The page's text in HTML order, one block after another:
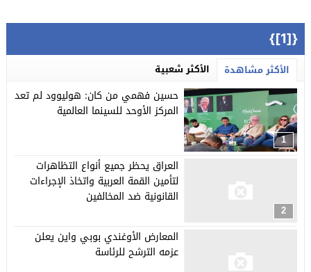
{[1]}
الأكثر مشاهدة الأكثر شعبية
1
حسين فهمي من كان: هوليوود لم تعد
المركز الأوحد للسينما العالمية
2
العراق يحظر جميع أنواع التظاهرات
لتأمين القمة العربية واتخاذ الإجراءات
القانونية ضد المخالفين
المعارض الأوغندي بوبي واين يعلن
عزمه الترشح للرئاسة